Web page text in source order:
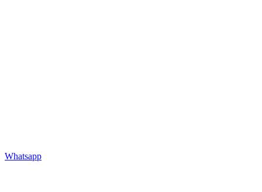
Whatsapp